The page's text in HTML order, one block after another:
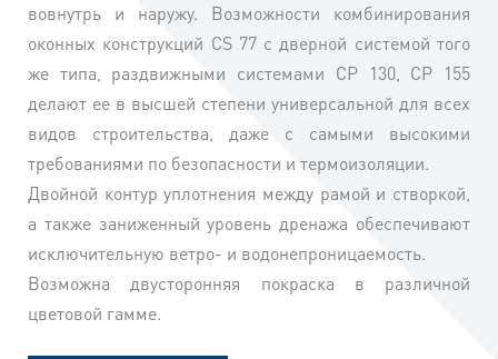
вовнутрь и наружу. Возможности комбинирования
оконных конструкций CS 77 с дверной системой того
же типа, раздвижными системами CP 130, CP 155
делают ее в высшей степени универсальной для всех
видов строительства, даже с самыми высокими
требованиями по безопасности и термоизоляции.
Двойной контур уплотнения между рамой и створкой,
а также заниженный уровень дренажа обеспечивают
исключительную ветро- и водонепроницаемость.
Возможна двусторонняя покраска в различной
цветовой гамме.